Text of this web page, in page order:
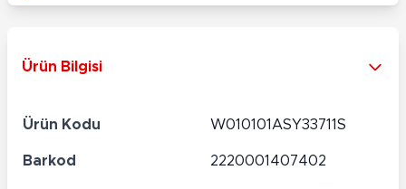
Ürün Bilgisi
Ürün Kodu W010101ASY33711S
Barkod 2220001407402